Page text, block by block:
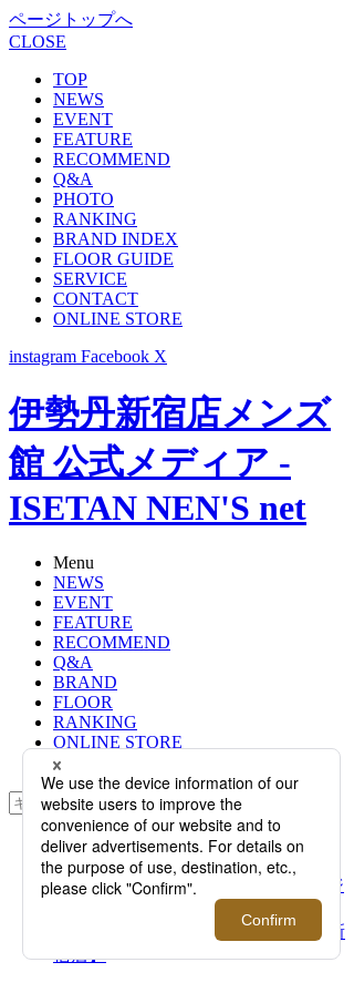
ページトップへ
CLOSE
TOP
NEWS
EVENT
FEATURE
RECOMMEND
Q&A
PHOTO
RANKING
BRAND INDEX
FLOOR GUIDE
SERVICE
CONTACT
ONLINE STORE
instagram Facebook X
伊勢丹新宿店メンズ
館 公式メディア -
ISETAN NEN'S net
Menu
NEWS
EVENT
FEATURE
RECOMMEND
Q&A
BRAND
FLOOR
RANKING
ONLINE STORE
SERVICE
検索
TOP
PHOTO
＜サンタ・マリア・ノヴェッラ＞“ジ
ャルディーニ メディチェイ” ボディ
ミルクに2種の香りが登場【伊勢丹新
宿店】